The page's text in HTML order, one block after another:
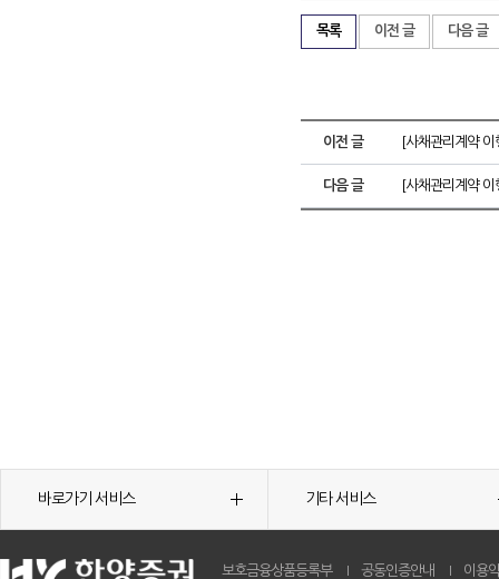
목록 이전 글 다음 글
이전 글 [사채관리계약
다음 글 [사채관리계약
바로가기 서비스 기타 서비스
보호금융상품등록부 공동인증안내 이용